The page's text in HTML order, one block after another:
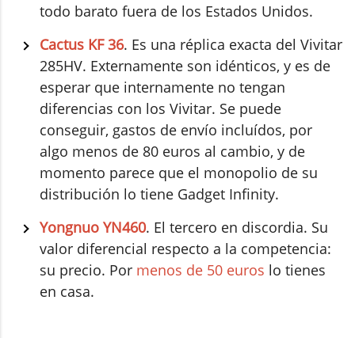
todo barato fuera de los Estados Unidos.
Cactus KF 36. Es una réplica exacta del Vivitar
285HV. Externamente son idénticos, y es de
esperar que internamente no tengan
diferencias con los Vivitar. Se puede
conseguir, gastos de envío incluídos, por
algo menos de 80 euros al cambio, y de
momento parece que el monopolio de su
distribución lo tiene Gadget Infinity.
Yongnuo YN460. El tercero en discordia. Su
valor diferencial respecto a la competencia:
su precio. Por menos de 50 euros lo tienes
en casa.